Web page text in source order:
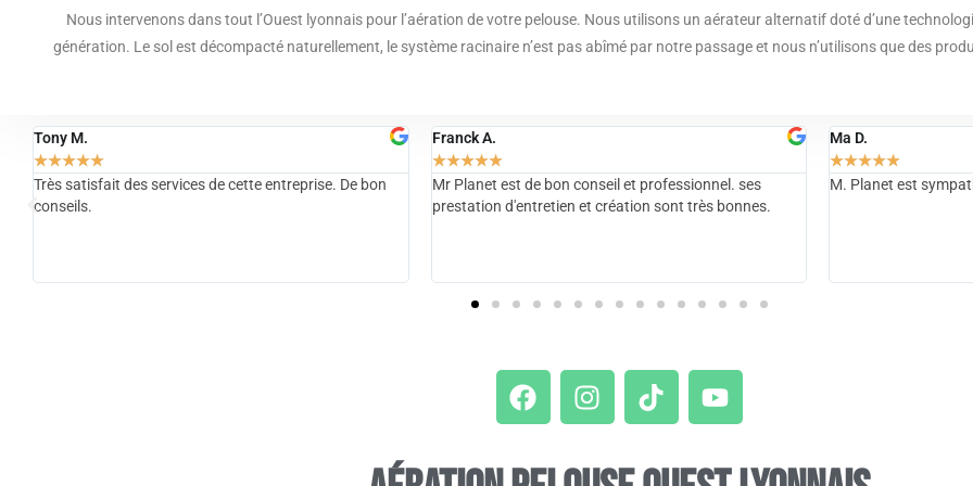
Nous intervenons dans tout l’Ouest lyonnais pour l’aération de votre pelouse. Nous utilisons un aérateur alternatif doté d’une
génération. Le sol est décompacté naturellement, le système racinaire n’est pas abîmé par notre passage et nous n’utilisons que des
Franck A.
★★★★★
Mr Planet est de bon conseil et professionnel. ses
prestation d'entretien et création sont très bonnes.
Ma D.
★★★★★
M. Planet est sympathique et appliqué, merci à lui !
Emilie F.
★★★★★
Un professionnel